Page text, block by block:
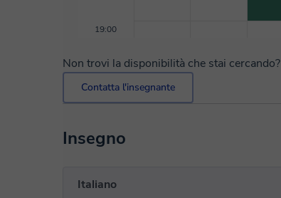
19:00
Non trovi la disponibilità che stai cercando?
Contatta l'insegnante
Insegno
Italiano